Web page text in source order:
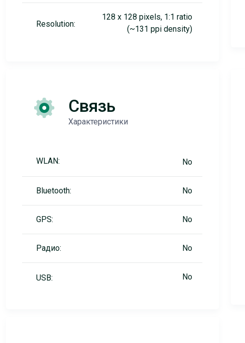
Resolution:
128 x 128 pixels, 1:1 ratio
(~131 ppi density)
Связь
Характеристики
WLAN: No
Bluetooth: No
GPS: No
Радио: No
USB: No